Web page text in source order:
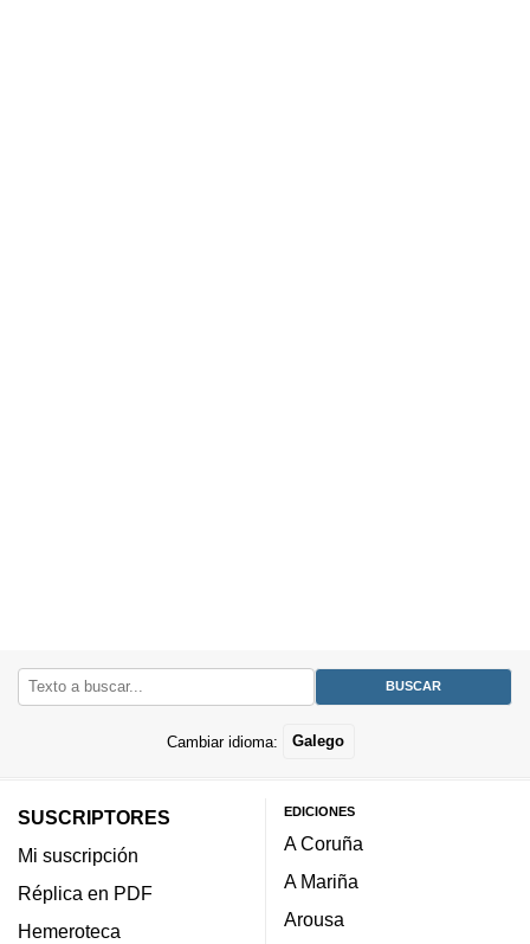
Cambiar idioma: Galego
SUSCRIPTORES
Mi suscripción
Réplica en PDF
Hemeroteca
EDICIONES
A Coruña
A Mariña
Arousa